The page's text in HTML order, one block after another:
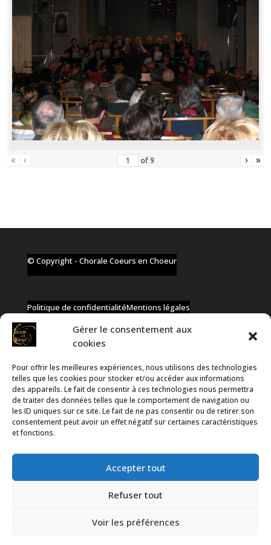
Gérer le consentement aux
cookies
Pour offrir les meilleures expériences, nous utilisons des technologies
telles que les cookies pour stocker et/ou accéder aux informations
des appareils. Le fait de consentir à ces technologies nous permettra
de traiter des données telles que le comportement de navigation ou
les ID uniques sur ce site. Le fait de ne pas consentir ou de retirer son
consentement peut avoir un effet négatif sur certaines caractéristiques
et fonctions.
Accepter tout
Refuser tout
Voir les préférences
« ‹ of 9 › »
© Copyright - Chorale Coeurs en Choeur
Politique de confidentialitéMentions légales
✆ +32 477 91 58 46
✉ infos@coeurs-en-choeur.be
Toute proposition de partenariat en développement sera